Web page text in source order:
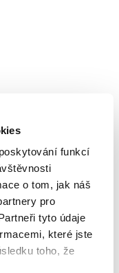
funkcí
o tom, jak náš
pro
tyto údaje
které jste
toho, že
TVARU